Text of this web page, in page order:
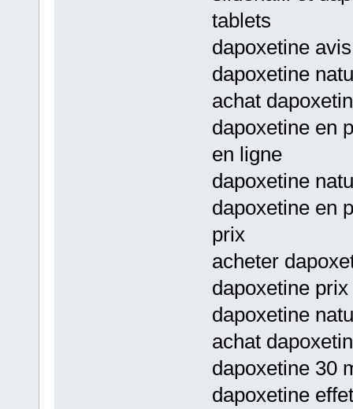
tablets
dapoxetine
dapoxetine
achat
dapoxetine en
en ligne
dapoxetine
dapoxetine en
prix
acheter
dapoxetine
dapoxetine
achat
dapoxetine 30
dapoxetine